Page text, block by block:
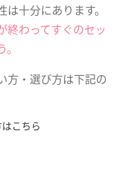
十分にあります。
終わってすぐのセッ
方・選び方は下記の
こちら